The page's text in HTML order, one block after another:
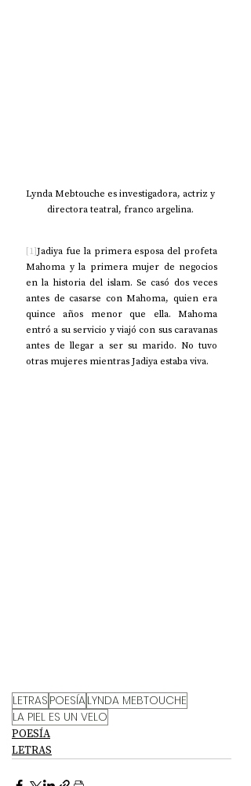
Lynda Mebtouche es investigadora, actriz y
directora teatral, franco argelina.
[1]Jadiya fue la primera esposa del profeta
Mahoma y la primera mujer de negocios
en la historia del islam. Se casó dos veces
antes de casarse con Mahoma, quien era
quince años menor que ella. Mahoma
entró a su servicio y viajó con sus caravanas
antes de llegar a ser su marido. No tuvo
otras mujeres mientras Jadiya estaba viva.
LETRAS POESÍALYNDA MEBTOUCHE
LA PIEL ES UN VELO
POESÍA
LETRAS